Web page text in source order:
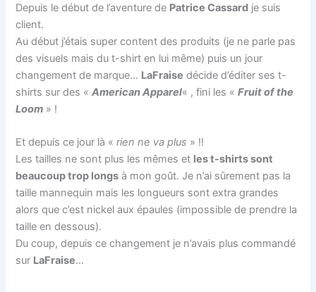
Depuis le début de l’aventure de Patrice Cassard je suis
client.
Au début j’étais super content des produits (je ne parle pas
des visuels mais du t-shirt en lui même) puis un jour
changement de marque… LaFraise décide d’éditer ses t-
shirts sur des «American Apparel« , fini les «Fruit of the
Loom » !
Et depuis ce jour là «rien ne va plus » !!
Les tailles ne sont plus les mêmes et les t-shirts sont
beaucoup trop longs à mon goût. Je n’ai sûrement pas la
taille mannequin mais les longueurs sont extra grandes
alors que c’est nickel aux épaules (impossible de prendre la
taille en dessous).
Du coup, depuis ce changement je n’avais plus commandé
sur LaFraise…